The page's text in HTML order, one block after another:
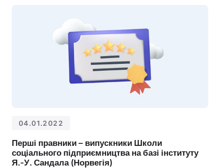
04.01.2022
Перші правники – випускники Школи
соціального підприємництва на базі інституту
Я.-У. Сандала (Норвегія)